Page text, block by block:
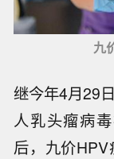
九
继今年4月29
人乳头瘤病
后，九价